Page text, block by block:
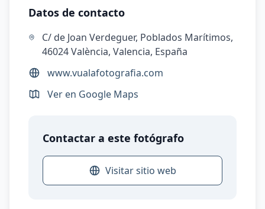
Datos de contacto
C/ de Joan Verdeguer, Poblados Marítimos,
46024 València, Valencia, España
www.vualafotografia.com
Ver en Google Maps
Contactar a este fotógrafo
Visitar sitio web